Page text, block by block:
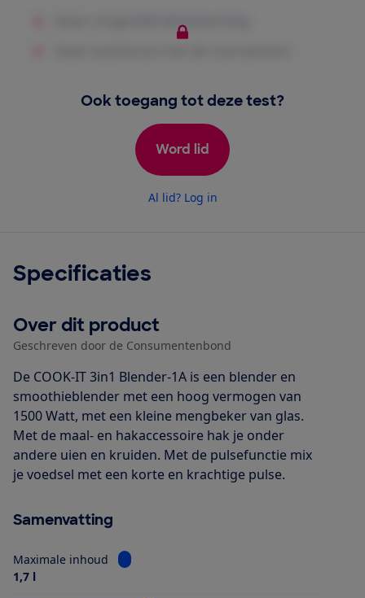
Ook toegang tot deze test?
Word lid
Al lid? Log in
Specificaties
Over dit product
Geschreven door de Consumentenbond
De COOK-IT 3in1 Blender-1A is een blender en
smoothieblender met een hoog vermogen van
1500 Watt, met een kleine mengbeker van glas.
Met de maal- en hakaccessoire hak je onder
andere uien en kruiden. Met de pulsefunctie mix
je voedsel met een korte en krachtige pulse.
Samenvatting
Maximale inhoud
Bekijk informatie voor Maximale inhoud
1,7 l